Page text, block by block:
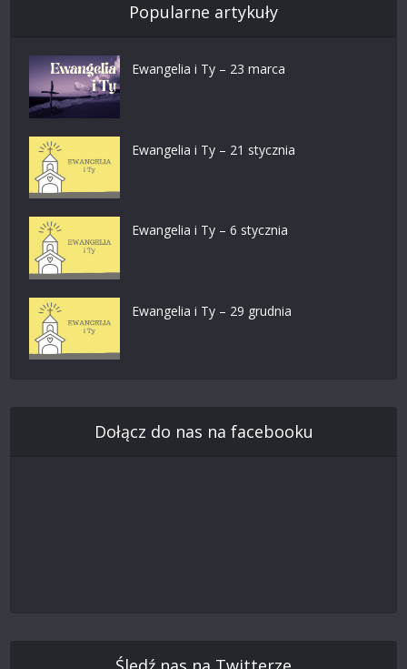
Popularne artykuły
Ewangelia i Ty – 23 marca
Ewangelia i Ty – 21 stycznia
Ewangelia i Ty – 6 stycznia
Ewangelia i Ty – 29 grudnia
Dołącz do nas na facebooku